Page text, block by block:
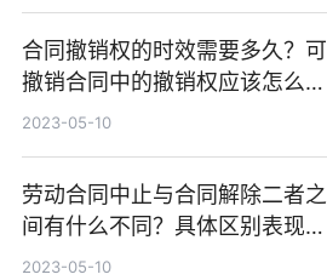
合同撤销权的时效需要多久？可
撤销合同中的撤销权应该怎么行
使？
2023-05-10
劳动合同中止与合同解除二者之
间有什么不同？具体区别表现有
哪些？
2023-05-10